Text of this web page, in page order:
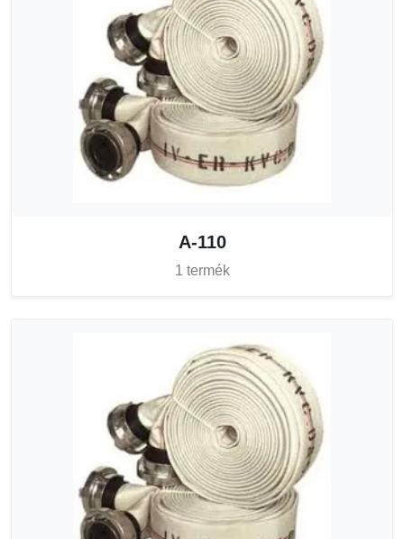
A-110
1 termék